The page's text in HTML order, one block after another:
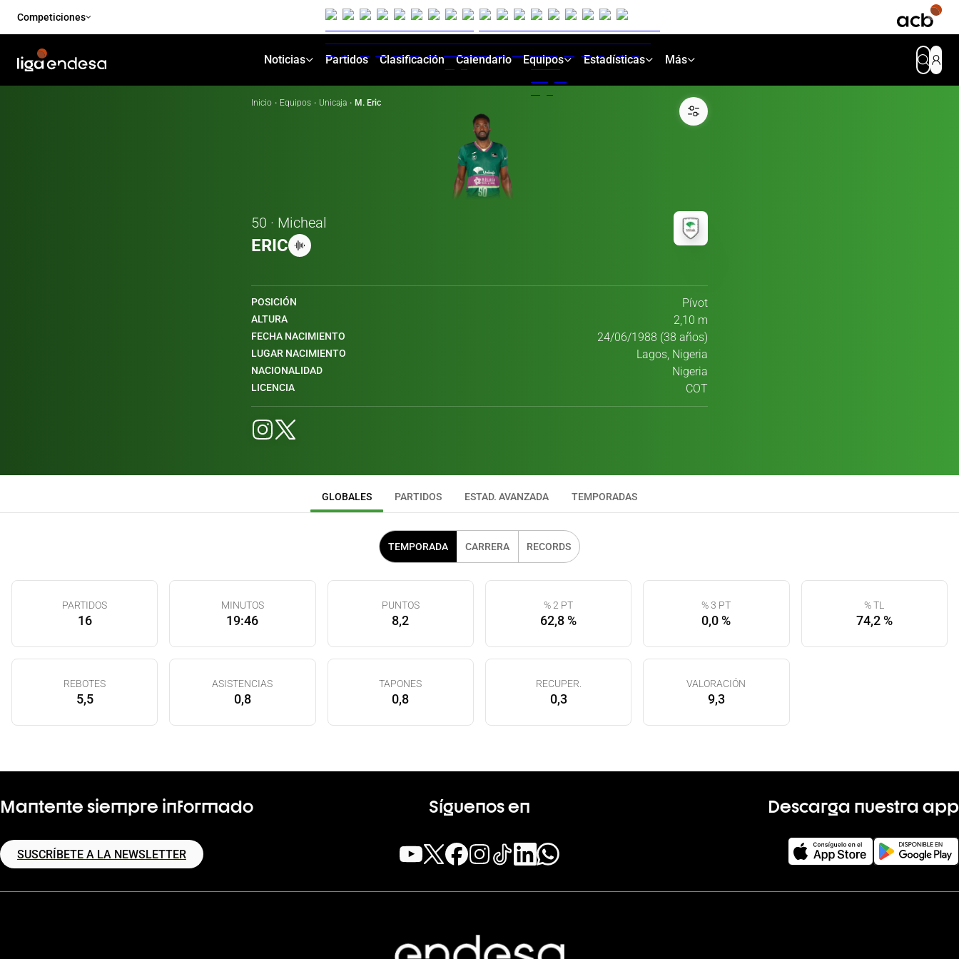
Competiciones
Noticias Partidos Clasificación Calendario Equipos Estadísticas Más
Inicio · Equipos · Unicaja · M. Eric
50 · Micheal
ERIC
POSICIÓN Pívot
ALTURA 2,10 m
FECHA NACIMIENTO 24/06/1988 (38 años)
LUGAR NACIMIENTO Lagos, Nigeria
NACIONALIDAD Nigeria
LICENCIA COT
GLOBALES PARTIDOS ESTAD. AVANZADA TEMPORADAS
TEMPORADA CARRERA RECORDS
PARTIDOS
16
MINUTOS
19:46
PUNTOS
8,2
% 2 PT
62,8 %
% 3 PT
0,0 %
% TL
74,2 %
REBOTES
5,5
ASISTENCIAS
0,8
TAPONES
0,8
RECUPER.
0,3
VALORACIÓN
9,3
Mantente siempre informado
SUSCRÍBETE A LA NEWSLETTER
Síguenos en Descarga nuestra app